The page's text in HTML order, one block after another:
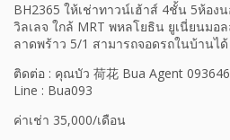
BH2365 ให้เช่าทาวน์เฮ้าส์ 4ชั้น 5ห้อ
วิลเลจ ใกล้ MRT พหลโยธิน ยูเนี่ยนมอ
ลาดพร้าว 5/1 สามารถจอดรถในบ้านไ
ติดต่อ : คุณบัว 荷花 Bua Agent
Line : Bua093
ค่าเช่า 35,000/เดือน